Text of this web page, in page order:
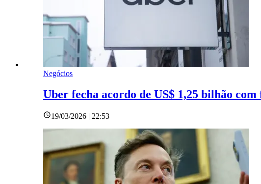
Negócios
Uber fecha acordo de US$ 1,25 bilhão
19/03/2026 | 22:53